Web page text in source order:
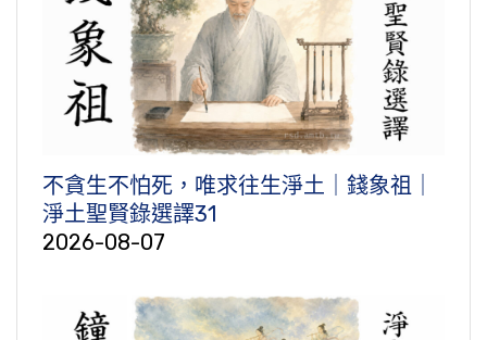
不貪生不怕死，唯求往生淨土｜錢象祖｜
淨土聖賢錄選譯31
2026-08-07